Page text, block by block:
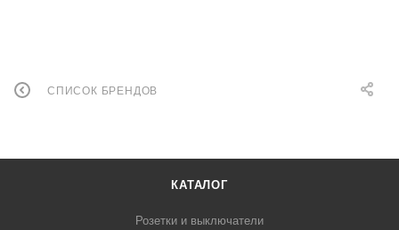
СПИСОК БРЕНДОВ
КАТАЛОГ
Розетки и выключатели